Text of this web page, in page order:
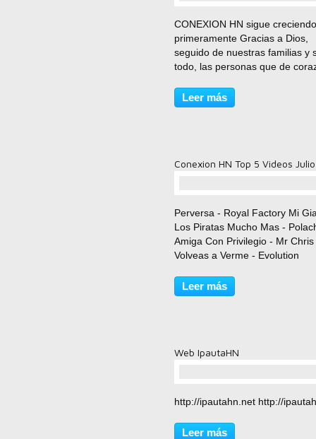
CONEXION HN sigue creciendo
primeramente Gracias a Dios,
seguido de nuestras familias y
todo, las personas que de
estos cuatro años que hemos
pertenecido a los medios de
Leer más
Conexion HN Top 5 Videos Julio
Perversa - Royal Factory Mi
Los Piratas Mucho Mas -
Amiga Con Privilegio - Mr Chris
Volveas a Verme - Evolution
Leer más
Web IpautaHN
http://ipautahn.net http://
Leer más